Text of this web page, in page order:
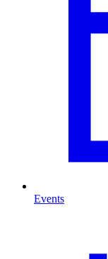
Events